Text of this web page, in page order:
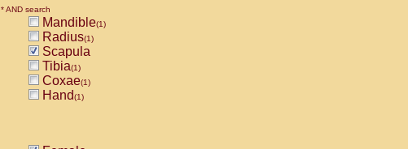
* AND search
Mandible(1)
Radius(1)
Scapula
Tibia(1)
Coxae(1)
Hand(1)